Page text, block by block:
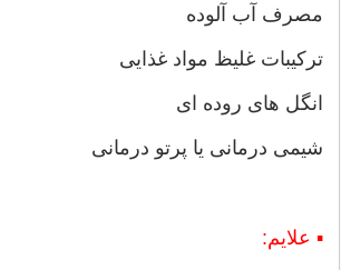
مصرف آب آلوده
ترکیبات غلیظ مواد غذایی
انگل های روده ای
شیمی درمانی یا پرتو درمانی
▪ علایم: